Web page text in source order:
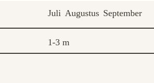
Juli Augustus September
1-3 m